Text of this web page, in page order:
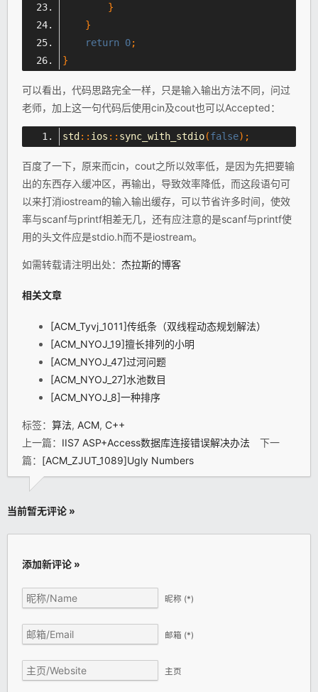
}
}
return 0;
}
可以看出，代码思路完全一样，只是输入输出方法不同，问过
老师，加上这一句代码后使用cin及cout也可以Accepted：
std :: ios :: sync_with_stdio(false);
百度了一下，原来而cin，cout之所以效率低，是因为先把要输
出的东西存入缓冲区，再输出，导致效率降低，而这段语句可
以来打消iostream的输入输出缓存，可以节省许多时间，使效
率与scanf与printf相差无几，还有应注意的是scanf与printf使
用的头文件应是stdio.h而不是iostream。
如需转载请注明出处： 杰拉斯的博客
相关文章
[ACM_Tyvj_1011]传纸条（双线程动态规划解法）
[ACM_NYOJ_19]擅长排列的小明
[ACM_NYOJ_47]过河问题
[ACM_NYOJ_27]水池数目
[ACM_NYOJ_8]一种排序
标签： 算法, ACM, C++
上一篇： IIS7 ASP+Access数据库连接错误解决办法 下一
篇： [ACM_ZJUT_1089]Ugly Numbers
当前暂无评论 »
添加新评论 »
昵称 (*)
邮箱 (*)
主页